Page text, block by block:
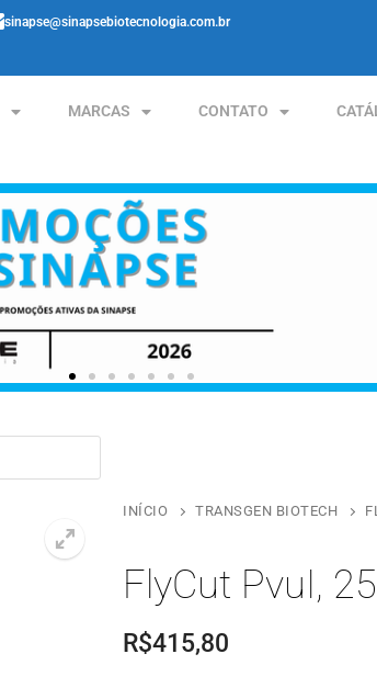
sinapse@sinapsebiotecnologia.com.br
MARCAS CONTATO
INÍCIO TRANSGEN BIOTECH
FlyCut PvuI,
R$415,80